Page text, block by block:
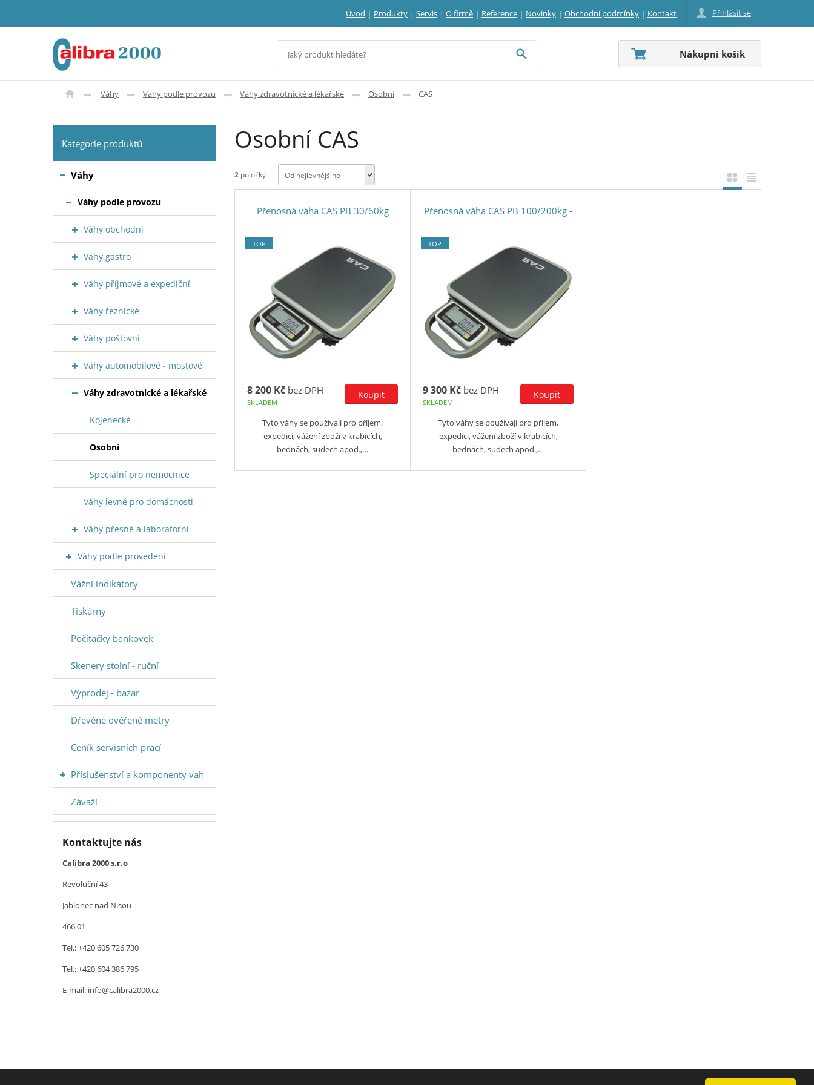
Úvod Produkty Servis O firmě Reference Novinky Obchodní podmínky Kontakt Přihlásit se
Nákupní košík
Váhy Váhy podle provozu Váhy zdravotnické a lékařské Osobní CAS
Osobní CAS
2 položky Od nejlevnějšího
Přenosná váha CAS PB 30/60kg
8 200 Kč bez DPH
SKLADEM
Tyto váhy se používají pro příjem,
expedici, vážení zboží v krabicích,
bednách, sudech apod.,…
TOP
Přenosná váha CAS PB 100/200kg -
9 300 Kč bez DPH
SKLADEM
Tyto váhy se používají pro příjem,
expedici, vážení zboží v krabicích,
bednách, sudech apod.,…
TOP
Kategorie produktů
Váhy
Váhy podle provozu
Váhy obchodní
Váhy gastro
Váhy příjmové a expediční
Váhy řeznické
Váhy poštovní
Váhy automobilové - mostové
Váhy zdravotnické a lékařské
Kojenecké
Osobní
Speciální pro nemocnice
Váhy levné pro domácnosti
Váhy přesné a laboratorní
Váhy podle provedení
Vážní indikátory
Tiskárny
Počítačky bankovek
Skenery stolní - ruční
Výprodej - bazar
Dřevěné ověřené metry
Ceník servisních prací
Příslušenství a komponenty vah
Závaží
Kontaktujte nás
Calibra 2000 s.r.o
Revoluční 43
Jablonec nad Nisou
466 01
Tel.: +420 605 726 730
Tel.: +420 604 386 795
E-mail: info@calibra2000.cz